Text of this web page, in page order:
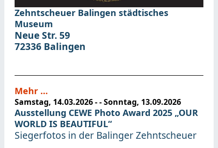
Zehntscheuer Balingen städtisches
Museum
Neue Str. 59
72336 Balingen
Samstag, 14.03.2026- -Sonntag, 13.09.2026
Ausstellung CEWE Photo Award 2025 „OUR
WORLD IS BEAUTIFUL“
Siegerfotos in der Balinger Zehntscheuer
Mehr …